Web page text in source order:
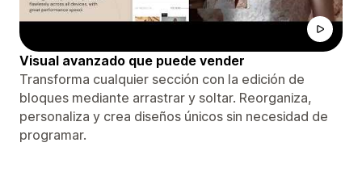
Visual avanzado que puede vender
Transforma cualquier sección con la edición de
bloques mediante arrastrar y soltar. Reorganiza,
personaliza y crea diseños únicos sin necesidad de
programar.